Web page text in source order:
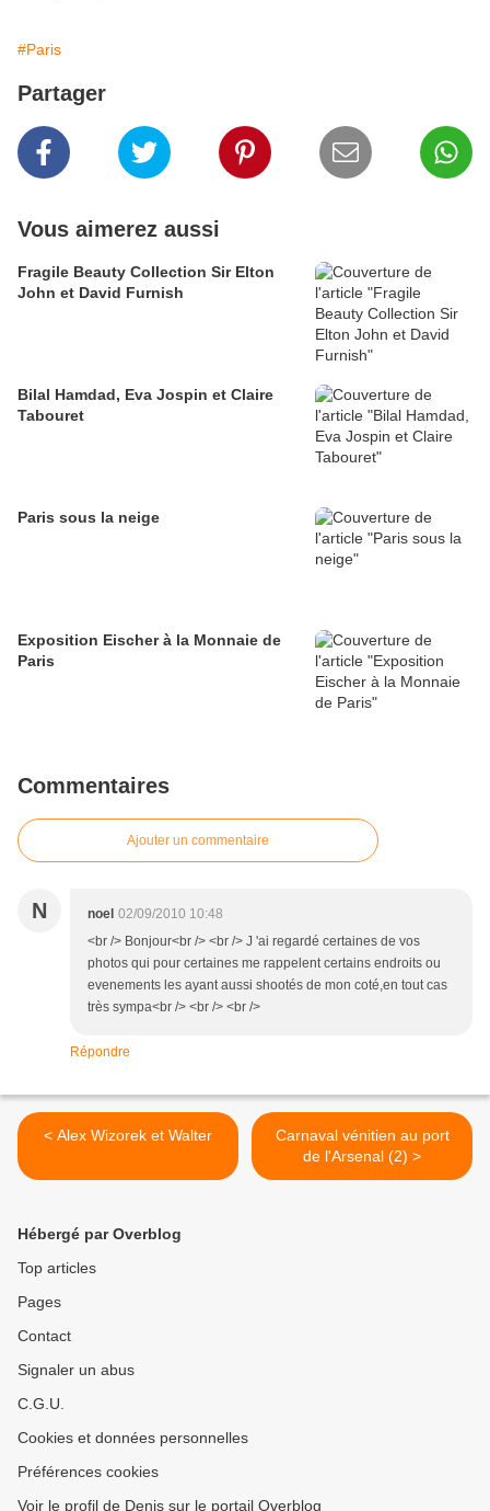
#Paris
Partager
Vous aimerez aussi
Fragile Beauty Collection Sir Elton
John et David Furnish
Bilal Hamdad, Eva Jospin et Claire
Tabouret
Paris sous la neige
Exposition Eischer à la Monnaie de
Paris
Commentaires
Ajouter un commentaire
N noel 02/09/2010 10:48
<br /> Bonjour<br /> <br /> J 'ai regardé certaines de vos
photos qui pour certaines me rappelent certains endroits ou
evenements les ayant aussi shootés de mon coté,en tout cas
très sympa<br /> <br /> <br />
Répondre
< Alex Wizorek et Walter
Carnaval vénitien au port
de l'Arsenal (2) >
Hébergé par Overblog
Top articles
Pages
Contact
Signaler un abus
C.G.U.
Cookies et données personnelles
Préférences cookies
Voir le profil de Denis sur le portail Overblog